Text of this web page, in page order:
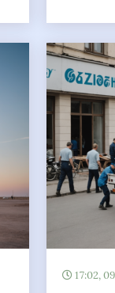
17:02,